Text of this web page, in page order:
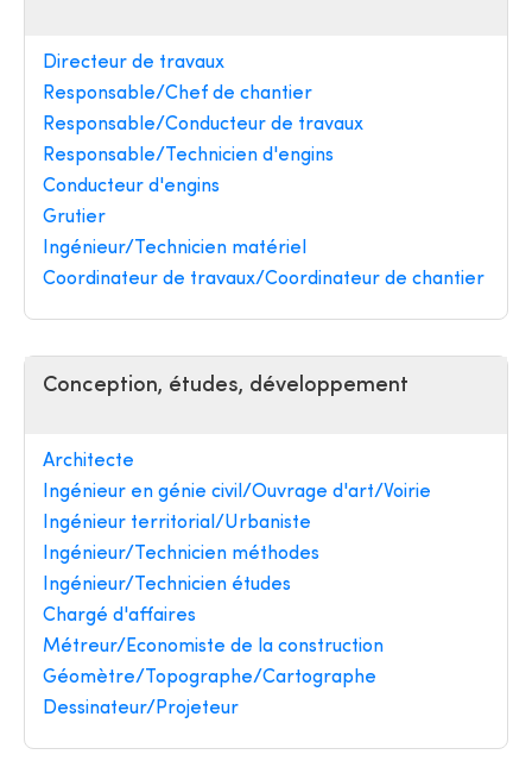
Directeur de travaux
Responsable/Chef de chantier
Responsable/Conducteur de travaux
Responsable/Technicien d'engins
Conducteur d'engins
Grutier
Ingénieur/Technicien matériel
Coordinateur de travaux/Coordinateur de chantier
Conception, études, développement
Architecte
Ingénieur en génie civil/Ouvrage d'art/Voirie
Ingénieur territorial/Urbaniste
Ingénieur/Technicien méthodes
Ingénieur/Technicien études
Chargé d'affaires
Métreur/Economiste de la construction
Géomètre/Topographe/Cartographe
Dessinateur/Projeteur